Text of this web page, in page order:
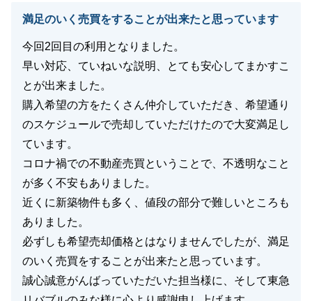
満足のいく売買をすることが出来たと思っています
今回2回目の利用となりました。
早い対応、ていねいな説明、とても安心してまかすこ
とが出来ました。
購入希望の方をたくさん仲介していただき、希望通り
のスケジュールで売却していただけたので大変満足し
ています。
コロナ禍での不動産売買ということで、不透明なこと
が多く不安もありました。
近くに新築物件も多く、値段の部分で難しいところも
ありました。
必ずしも希望売却価格とはなりませんでしたが、満足
のいく売買をすることが出来たと思っています。
誠心誠意がんばっていただいた担当様に、そして東急